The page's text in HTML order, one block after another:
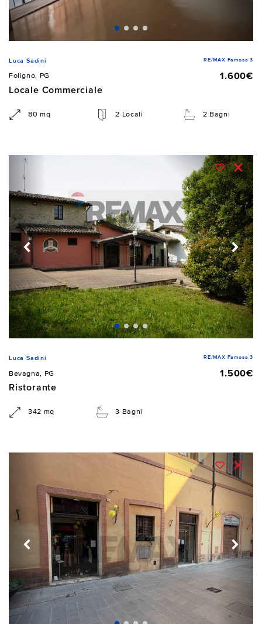
Luca Sadini RE/MAX Famosa 3
Foligno, PG
1.600€
Locale Commerciale
80 mq 2 Locali 2 Bagni
Luca Sadini RE/MAX Famosa 3
Bevagna, PG
1.500€
Ristorante
342 mq 3 Bagni